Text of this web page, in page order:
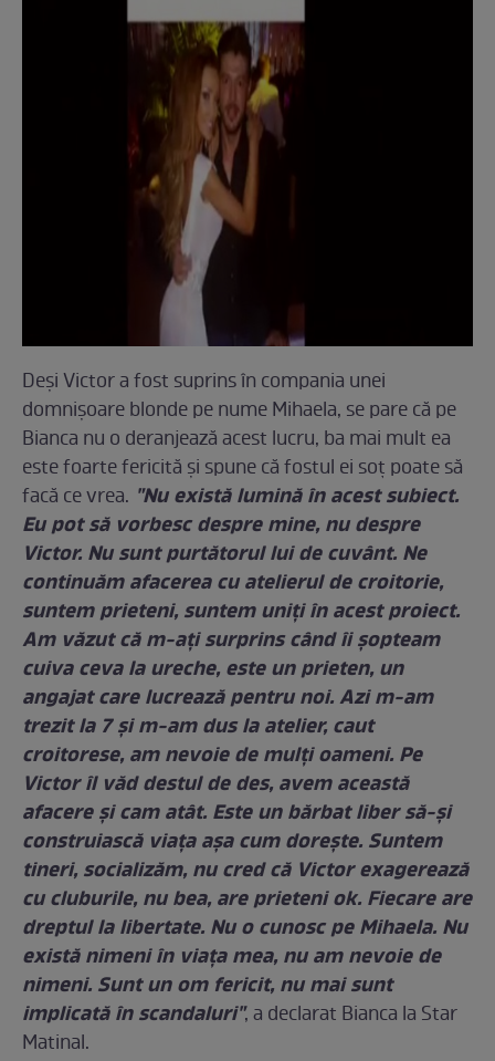
Deşi Victor a fost suprins în compania unei
domnişoare blonde pe nume Mihaela, se pare că pe
Bianca nu o deranjează acest lucru, ba mai mult ea
este foarte fericită şi spune că fostul ei soţ poate să
facă ce vrea. "Nu există lumină în acest subiect.
Eu pot să vorbesc despre mine, nu despre
Victor. Nu sunt purtătorul lui de cuvânt. Ne
continuăm afacerea cu atelierul de croitorie,
suntem prieteni, suntem uniţi în acest proiect.
Am văzut că m-aţi surprins când îi şopteam
cuiva ceva la ureche, este un prieten, un
angajat care lucrează pentru noi. Azi m-am
trezit la 7 şi m-am dus la atelier, caut
croitorese, am nevoie de mulţi oameni. Pe
Victor îl văd destul de des, avem această
afacere şi cam atât. Este un bărbat liber să-şi
construiască viaţa aşa cum doreşte. Suntem
tineri, socializăm, nu cred că Victor exagerează
cu cluburile, nu bea, are prieteni ok. Fiecare are
dreptul la libertate. Nu o cunosc pe Mihaela. Nu
există nimeni în viaţa mea, nu am nevoie de
nimeni. Sunt un om fericit, nu mai sunt
implicată în scandaluri", a declarat Bianca la Star
Matinal.